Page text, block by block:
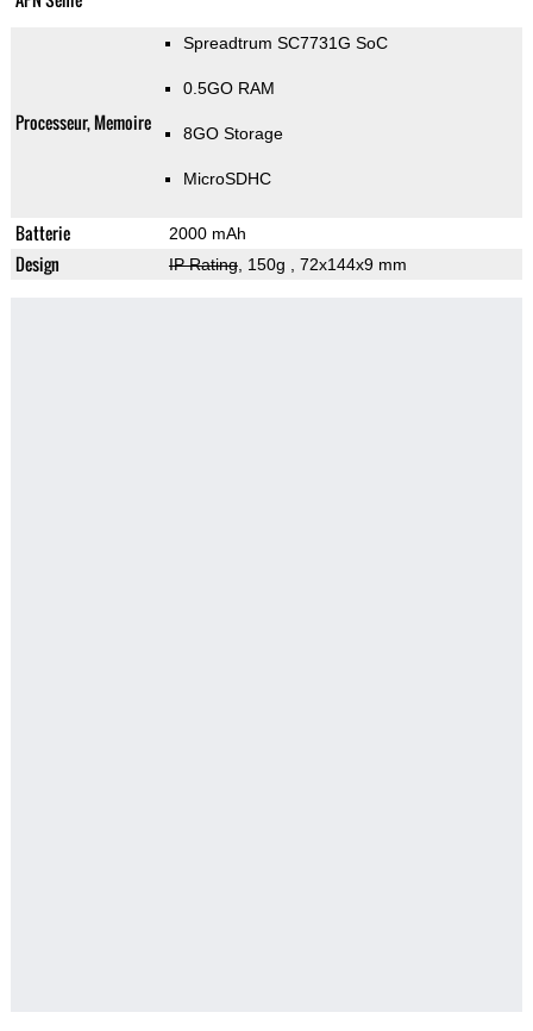
Processeur, Memoire
Spreadtrum SC7731G SoC
0.5GO RAM
8GO Storage
MicroSDHC
Batterie 2000 mAh
Design IP Rating, 150g , 72x144x9 mm